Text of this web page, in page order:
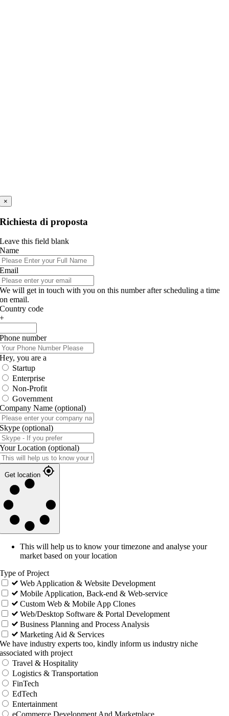
×
Richiesta di proposta
Leave this field blank
Name
Email
We will get in touch with you on this number after scheduling a time
on email.
Country code
+
Phone number
Hey, you are a
Startup
Enterprise
Non-Profit
Government
Company Name (optional)
Skype (optional)
Your Location (optional)
Get location
This will help us to know your timezone and analyse your
market based on your location
Type of Project
Web Application & Website Development
Mobile Application, Back-end & Web-service
Custom Web & Mobile App Clones
Web/Desktop Software & Portal Development
Business Planning and Process Analysis
Marketing Aid & Services
We have industry experts too, kindly inform us industry niche
associated with project
Travel & Hospitality
Logistics & Transportation
FinTech
EdTech
Entertainment